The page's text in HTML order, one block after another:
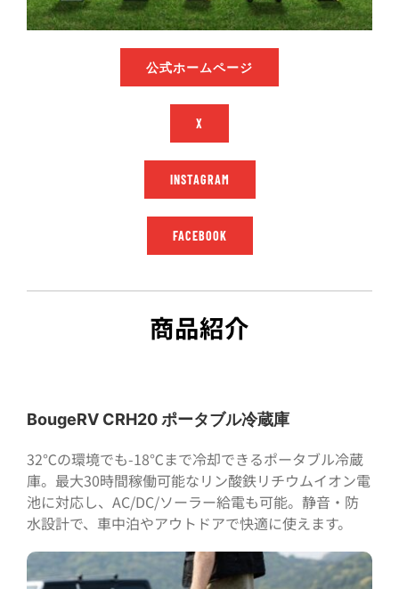
公式ホームページ
X
INSTAGRAM
FACEBOOK
商品紹介
BougeRV CRH20 ポータブル冷蔵庫
32℃の環境でも-18℃まで冷却できるポータブル冷蔵
庫。最大30時間稼働可能なリン酸鉄リチウムイオン電
池に対応し、AC/DC/ソーラー給電も可能。静音・防
水設計で、車中泊やアウトドアで快適に使えます。